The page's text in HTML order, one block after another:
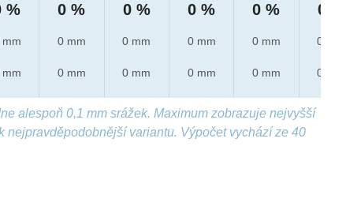
%
mm
mm
0 %
0 mm
0 mm
0 %
0 mm
0 mm
0 %
0 mm
0 mm
0 %
0 mm
0 mm
0 %
0 mm
0 mm
alespoň 0,1 mm srážek. Maximum zobrazuje nejvyšší
nejpravděpodobnější variantu. Výpočet vychází ze 40